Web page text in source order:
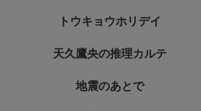
トウキョウホリデイ
天久鷹央の推理カルテ
地震のあとで